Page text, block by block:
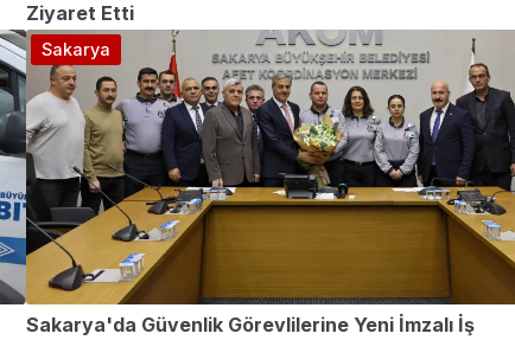
Ziyaret Etti
Sakarya'da Güvenlik Görevlilerine Yeni İmzalı İş
Sakarya